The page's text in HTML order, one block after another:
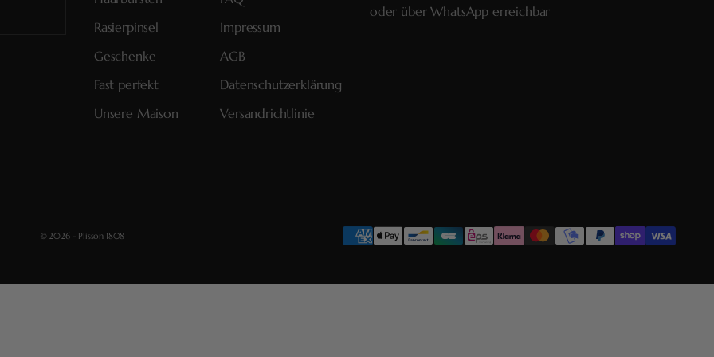
Rasierpinsel
Geschenke
Fast perfekt
Unsere Maison
Impressum
AGB
Datenschutzerklärung
Versandrichtlinie
oder überWhatsApp erreichbar
© 2026 - Plisson 1808